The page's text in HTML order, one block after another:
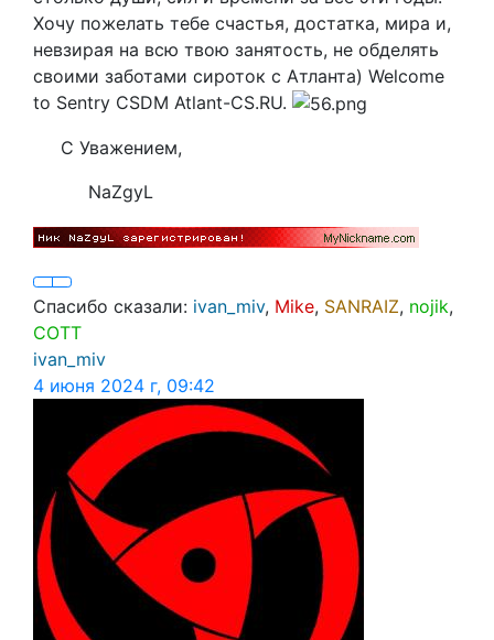
Хочу пожелать тебе счастья, достатка, мира и,
невзирая на всю твою занятость, не обделять
своими заботами сироток с Атланта) Welcome
to Sentry CSDM Atlant-CS.RU.
С Уважением,
NaZgyL
Спасибо сказали: ivan_miv, Mike, SANRAIZ, nojik,
COTT
ivan_miv
4 июня 2024 г, 09:42